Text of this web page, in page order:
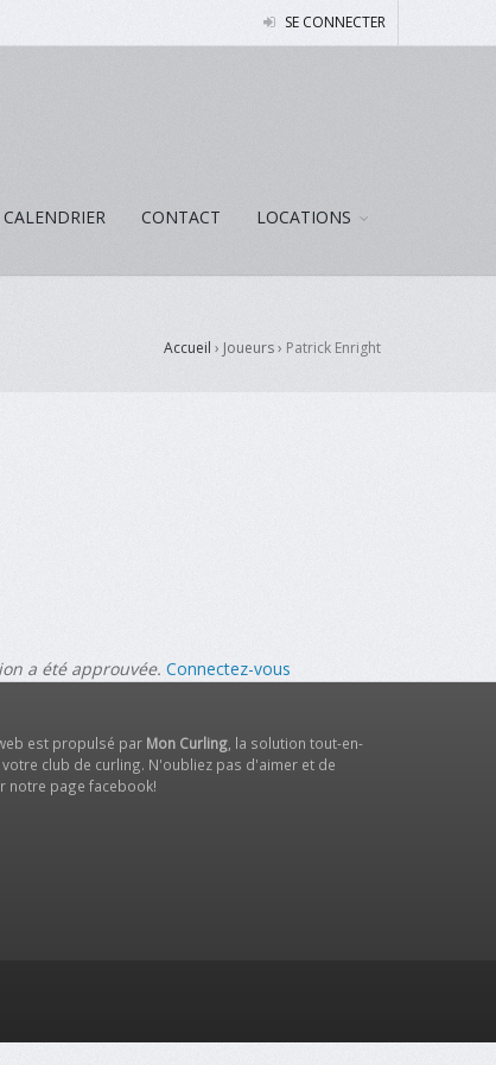
SE CONNECTER
CALENDRIER CONTACT LOCATIONS
Accueil › Joueurs › Patrick Enright
a été approuvée. Connectez-vous
est propulsé par Mon Curling, la solution tout-en-
club de curling. N'oubliez pas d'aimer et de
notre page facebook!